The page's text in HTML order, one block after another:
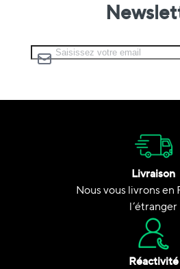
Inscription à notre lettre
Livraison
Nous vous livrons en
l’étranger
Réactivité